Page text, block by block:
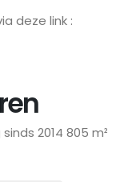
deze link :
2014 805 m²